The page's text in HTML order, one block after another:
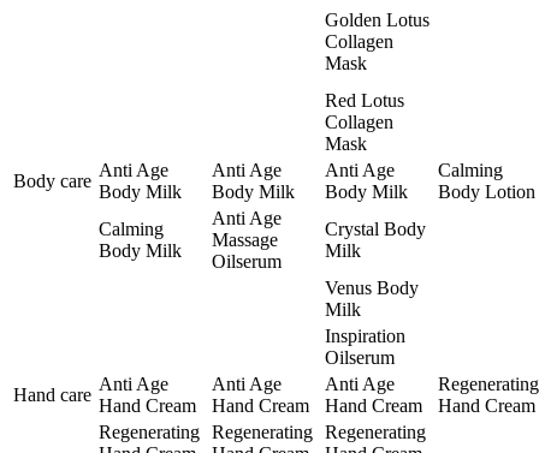
Golden Lotus
Collagen
Mask
Red Lotus
Collagen
Mask
Body care
Anti Age
Body Milk
Anti Age
Body Milk
Anti Age
Body Milk
Calming
Body Lotion
Calming
Body Milk
Anti Age
Massage
Oilserum
Crystal Body
Milk
Venus Body
Milk
Inspiration
Oilserum
Hand care
Anti Age
Hand Cream
Anti Age
Hand Cream
Anti Age
Hand Cream
Regenerating
Hand Cream
Regenerating Regenerating Regenerating